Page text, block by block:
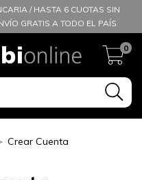
/ HASTA 6 CUOTAS SIN
GRATIS A TODO EL PAÍS
0
Crear Cuenta